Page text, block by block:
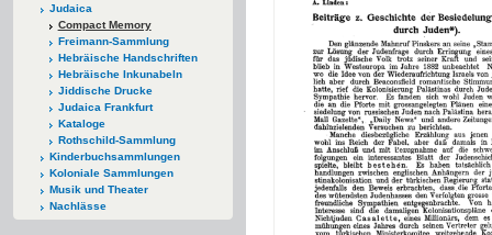
Judaica
Compact Memory
Freimann-Sammlung
Hebräische Handschriften
Hebräische Inkunabeln
Jiddische Drucke
Judaica Frankfurt
Kataloge
Rothschild-Sammlung
Kinderbuchsammlungen
Koloniale Sammlungen
Musik und Theater
Nachlässe